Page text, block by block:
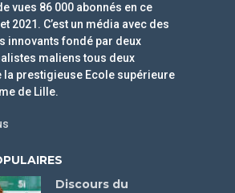
vues 86 000 abonnés en ce
2021. C’est un média avec des
innovants fondé par deux
maliens tous deux
la prestigieuse Ecole supérieure
de Lille.
Discours du